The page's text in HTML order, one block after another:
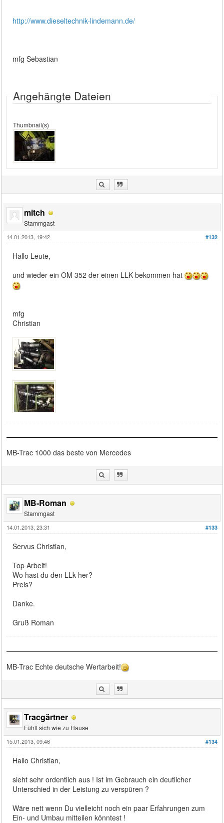
http://www.dieseltechnik-lindemann.de/
mfg Sebastian
Angehängte Dateien
Thumbnail(s)
mitch
Stammgast
#132
14.01.2013, 19:42
Hallo Leute,
und wieder ein OM 352 der einen LLK bekommen hat
mfg
Christian
MB-Trac 1000 das beste von Mercedes
MB-Roman
Stammgast
#133
14.01.2013, 23:31
Servus Christian,
Top Arbeit!
Wo hast du den LLk her?
Preis?
Danke.
Gruß Roman
MB-Trac Echte deutsche Wertarbeit!
Tracgärtner
Fühlt sich wie zu Hause
#134
15.01.2013, 09:46
Hallo Christian,
sieht sehr ordentlich aus ! Ist im Gebrauch ein deutlicher
Unterschied in der Leistung zu verspüren ?
Wäre nett wenn Du vielleicht noch ein paar Erfahrungen zum
Ein- und Umbau mitteilen könntest !